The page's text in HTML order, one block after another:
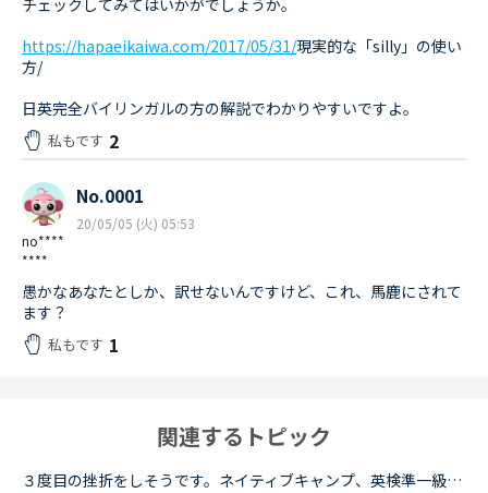
チェックしてみてはいかがでしょうか。
https://hapaeikaiwa.com/2017/05/31/現実的な「silly」の使い
方/
日英完全バイリンガルの方の解説でわかりやすいですよ。
私もです 2
no****
****
No.0001
20/05/05 (火) 05:53
愚かなあなたとしか、訳せないんですけど、これ、馬鹿にされて
ます？
私もです 1
関連するトピック
３度目の挫折をしそうです。ネイティブキャンプ、英検準一級の二次試験の対策をしていたころは、フリートークを使って、ネイティブキャンプに大変お世話になりました。でも、その後、どうしても授業を受けるのを...